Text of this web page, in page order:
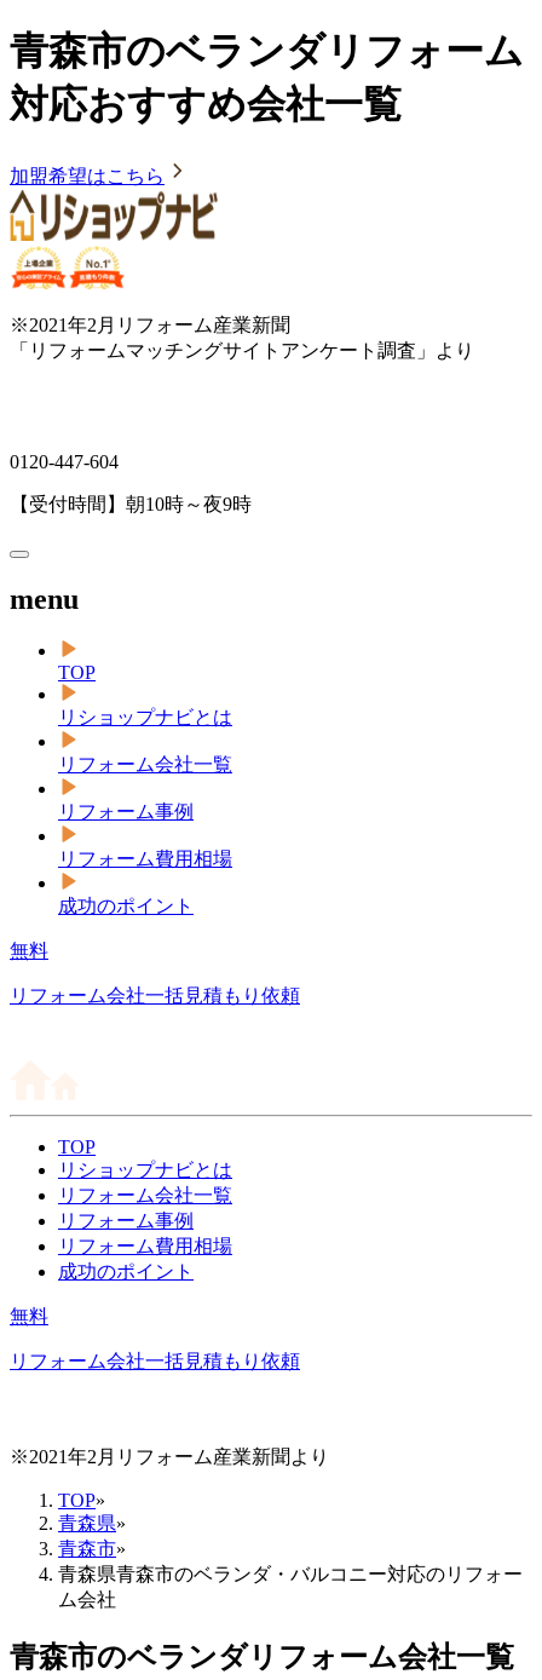
青森市のベランダリフォーム
対応おすすめ会社一覧
加盟希望はこちら
※2021年2月リフォーム産業新聞
「リフォームマッチングサイトアンケート調査」より
0120-447-604
【受付時間】朝10時～夜9時
menu
TOP
リショップナビとは
リフォーム会社一覧
リフォーム事例
リフォーム費用相場
成功のポイント
無料
リフォーム会社一括見積もり依頼
TOP
リショップナビとは
リフォーム会社一覧
リフォーム事例
リフォーム費用相場
成功のポイント
無料
リフォーム会社一括見積もり依頼
※2021年2月リフォーム産業新聞より
TOP»
青森県»
青森市»
青森県青森市のベランダ・バルコニー対応のリフォー
ム会社
青森市のベランダリフォーム会社一覧